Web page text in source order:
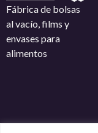
Fábrica de bolsas
al vacío, films y
envases para
alimentos